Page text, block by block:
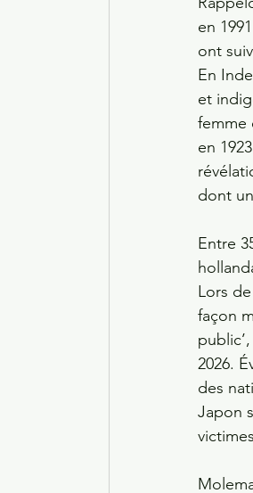
en
ont
En
et
femme
en
dont
Entre
Lors
façon
2026.
des
Japon